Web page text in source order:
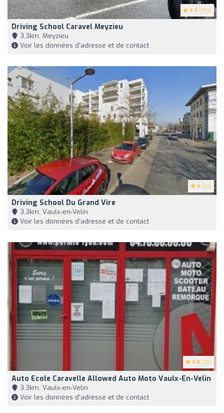
4.9 (193)
Driving School Caravel Meyzieu
3,3km, Meyzieu
Voir les données d'adresse et de contact
4 (24)
Driving School Du Grand Vire
3,3km, Vaulx-en-Velin
Voir les données d'adresse et de contact
4.8 (70)
Auto Ecole Caravelle Allowed Auto Moto Vaulx-En-Velin
3,3km, Vaulx-en-Velin
Voir les données d'adresse et de contact